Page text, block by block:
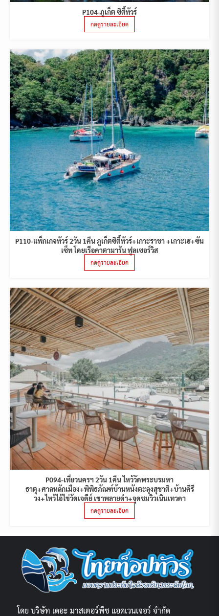
P104-ภูเก็ต ซิตี้ทัวร์
กดดูรายละเอียด
P110-แพ็กเกจทัวร์ 2วัน 1คืน ภูเก็ตซิตี้ทัวร์+เกาะราชา +เกาะเฮ+ซัน
เซ็ท โดยเรือคาตามารัน ฟูลเซอร์วิส
กดดูรายละเอียด
P094-เที่ยวนครฯ 2วัน 1คืน ไหว้วัดพระบรมหา
ธาตุ+ศาลหลักเมือง+พิพิธภัณฑ์บ้านหนังตะลุงสุชาติ+บ้านคีรี
วง+ไหว้ไอ้ไข่วัดเจดีย์ เขาพลายดำ+จุดชมวิวเนินเทวดา
กดดูรายละเอียด
โดย บริษัท เดอะ มาสเตอร์พีช แอดเวนเจอร์ จำกัด